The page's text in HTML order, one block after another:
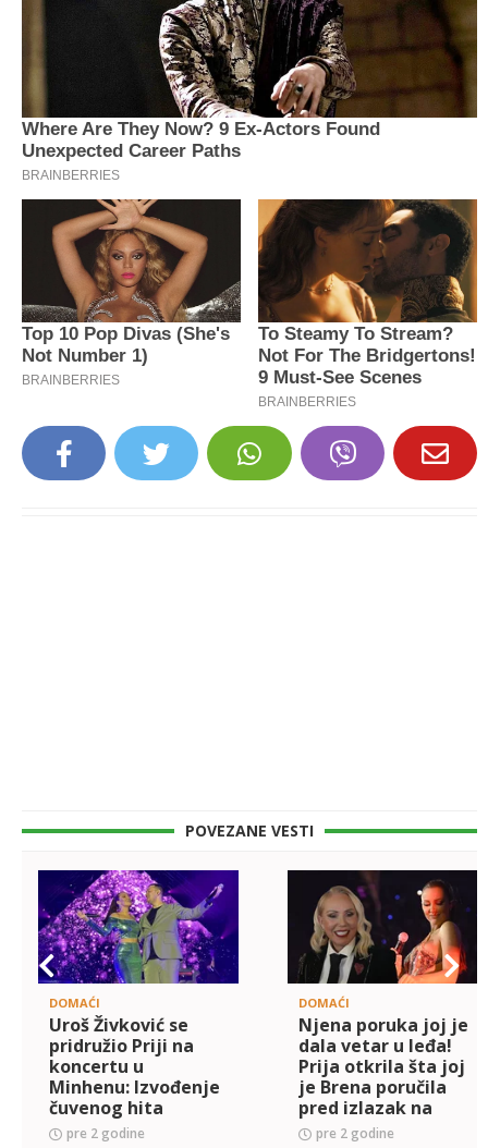
POVEZANE VESTI
DOMAĆI
Uroš Živković se
pridružio Priji na
koncertu u
Minhenu: Izvođenje
čuvenog hita
nateralo svima suze
pre 2 godine
DOMAĆI
Njena poruka joj je
dala vetar u leđa!
Prija otkrila šta joj
je Brena poručila
pred izlazak na
binu: Značilo mi je....
pre 2 godine